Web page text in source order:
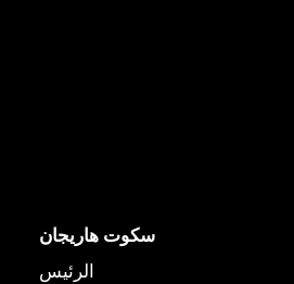
سكوت هاريجان
الرئيس